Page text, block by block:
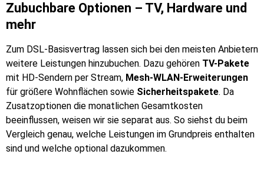
Zubuchbare Optionen – TV, Hardware und
mehr
Zum DSL-Basisvertrag lassen sich bei den meisten Anbietern
weitere Leistungen hinzubuchen. Dazu gehören TV-Pakete
mit HD-Sendern per Stream, Mesh-WLAN-Erweiterungen
für größere Wohnflächen sowie Sicherheitspakete. Da
Zusatzoptionen die monatlichen Gesamtkosten
beeinflussen, weisen wir sie separat aus. So siehst du beim
Vergleich genau, welche Leistungen im Grundpreis enthalten
sind und welche optional dazukommen.